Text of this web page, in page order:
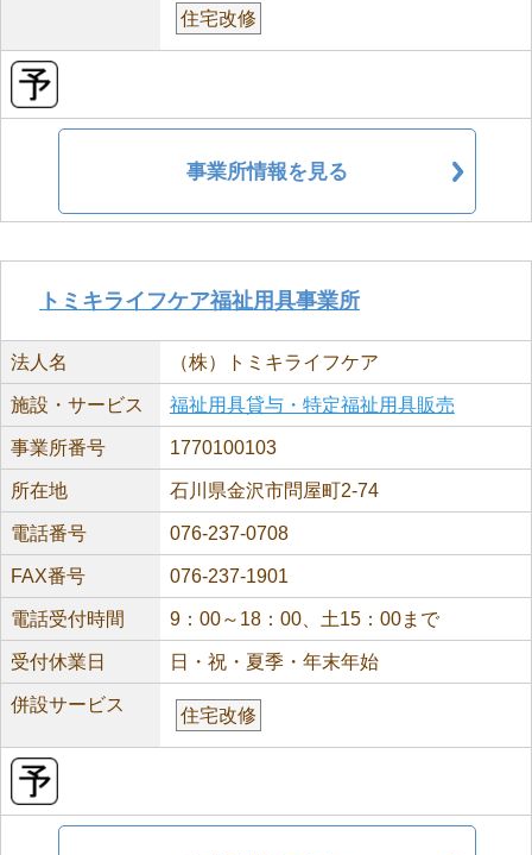
住宅改修
事業所情報を見る
トミキライフケア福祉用具事業所
法人名 （株）トミキライフケア
施設・サービス 福祉用具貸与・特定福祉用具販売
事業所番号 1770100103
所在地 石川県金沢市問屋町2-74
電話番号 076-237-0708
FAX番号 076-237-1901
電話受付時間 9：00～18：00、土15：00まで
受付休業日 日・祝・夏季・年末年始
併設サービス
住宅改修